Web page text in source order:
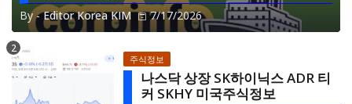
By - Editor Korea KIM 7/17/2026
주식정보
나스닥 상장 SK하이닉스 ADR 티
커 SKHY 미국주식정보